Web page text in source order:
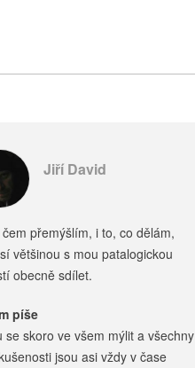
Jiří David
přemýšlím, i to, co dělám,
většinou s mou patalogickou
obecně sdílet.
píše
se skoro ve všem mýlit a všechny
jsou asi vždy v čase